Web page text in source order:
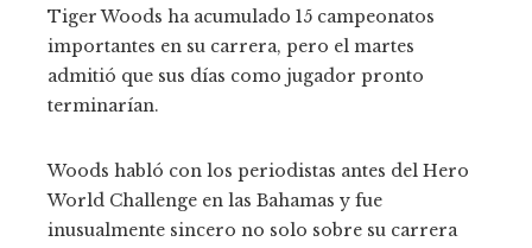
Tiger Woods ha acumulado 15 campeonatos
importantes en su carrera, pero el martes
admitió que sus días como jugador pronto
terminarían.
Woods habló con los periodistas antes del Hero
World Challenge en las Bahamas y fue
inusualmente sincero no solo sobre su carrera